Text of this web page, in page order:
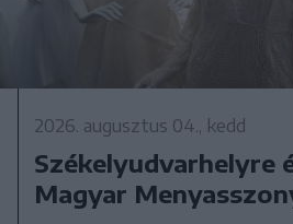
2026. augusztus 04., kedd
Székelyudvarhelyre
Magyar